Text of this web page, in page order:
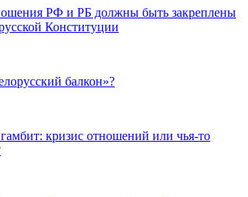
РФ и РБ должны быть закреплены
Конституции
балкон»?
кризис отношений или чья-то